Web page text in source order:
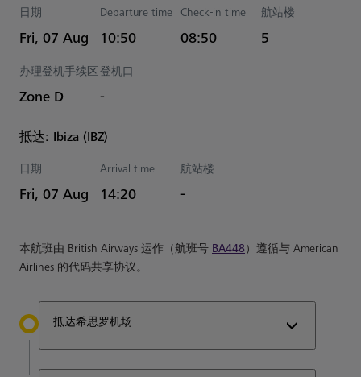
日期
Fri, 07 Aug
Departure time
Estimated 时间
10:50
Check-in time
08:50
航站楼
5
办理登机手续区
Zone D
登机口
-
抵达: Ibiza (IBZ)
日期
Fri, 07 Aug
Arrival time
Estimated 时间
14:20
航站楼
-
本航班由 British Airways 运作（航班号 BA448）遵循与 American
Airlines 的代码共享协议。
抵达希思罗机场